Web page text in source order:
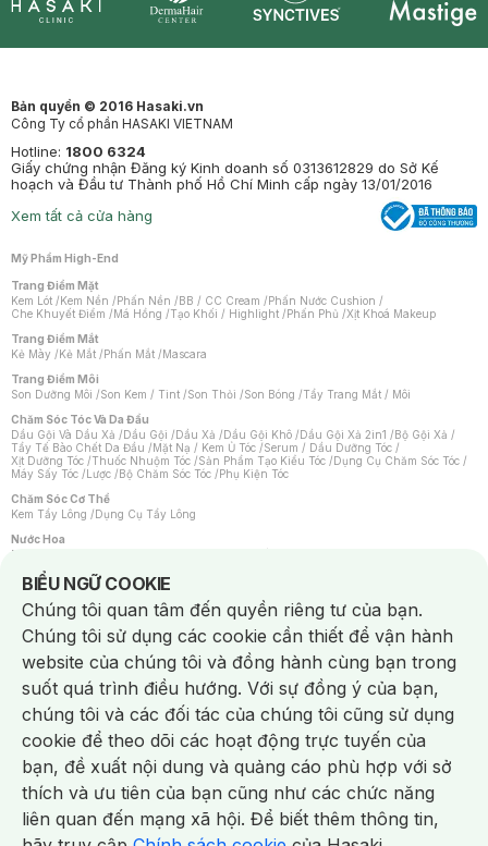
Bản quyền © 2016 Hasaki.vn
Công Ty cổ phần HASAKI VIETNAM
Hotline: 1800 6324
Giấy chứng nhận Đăng ký Kinh doanh số 0313612829 do Sở Kế
hoạch và Đầu tư Thành phố Hồ Chí Minh cấp ngày 13/01/2016
Xem tất cả cửa hàng
Mỹ Phẩm High-End
Trang Điểm Mặt
Kem Lót /Kem Nền /Phấn Nền /BB / CC Cream /Phấn Nước Cushion /
Che Khuyết Điểm /Má Hồng /Tạo Khối / Highlight /Phấn Phủ /Xịt Khoá Makeup
Trang Điểm Mắt
Kẻ Mày /Kẻ Mắt /Phấn Mắt /Mascara
Trang Điểm Môi
Son Dưỡng Môi /Son Kem / Tint /Son Thỏi /Son Bóng /Tẩy Trang Mắt / Môi
Chăm Sóc Tóc Và Da Đầu
Dầu Gội Và Dầu Xả /Dầu Gội /Dầu Xả /Dầu Gội Khô /Dầu Gội Xả 2in1 /Bộ Gội Xả /
Tẩy Tế Bào Chết Da Đầu /Mặt Nạ / Kem Ủ Tóc /Serum / Dầu Dưỡng Tóc /
Xịt Dưỡng Tóc /Thuốc Nhuộm Tóc /Sản Phẩm Tạo Kiểu Tóc /Dụng Cụ Chăm Sóc Tóc /
Máy Sấy Tóc /Lược /Bộ Chăm Sóc Tóc /Phụ Kiện Tóc
Chăm Sóc Cơ Thể
Kem Tẩy Lông /Dụng Cụ Tẩy Lông
Nước Hoa
Nước Hoa Nữ
Chăm Sóc Cá Nhân
Chống Muỗi /Khẩu Trang /Máy Massage/Mặt Nạ Xông Hơi /Nước Rửa Tay/
Sản Phẩm Chăm Sóc Khác /Bàn Chải Đánh Răng /Bàn Chải Điện/
Hỗ Trợ Trắng Răng/Kem Đánh Răng /Máy Tăm Nước/ Nước Súc Miệng/
Tăm / Chỉ Nha Khoa/ Xịt Thơm Miệng / Dung Dịch Vệ Sinh/Dưỡng Vùng Kín/
Khăn Ướt Vệ Sinh Vùng Kín/Băng Vệ Sinh/Tampon/Bọt Cạo Râu /Dao Cạo Râu/
Máy Cạo Râu
Vấn Đề Về Da
Da Dầu / Lỗ Chân Lông To/ Da Khô / Mất Nước/ Da Lão Hóa/ Da Mụn/
Da Nhạy Cảm / Kích Ứng
Da Xỉn Màu Thâm / Nám / Tàn Nhang
Quầng Thâm & Bọng Mắt /Sẹo /Viêm Da Cơ Địa
Dụng Cụ / Phụ Kiện Chăm Sóc Da
Bông Tẩy Trang
Khăn Lau Mặt Khô Dụng Cụ / Máy Rửa Mặt Máy Chăm Sóc Da
Dụng Cụ Chăm Sóc Khác
BIỂU NGỮ COOKIE
Notice about cookies usage
Chúng tôi quan tâm đến quyền riêng tư của bạn.
Chúng tôi sử dụng các cookie cần thiết để vận hành
website của chúng tôi và đồng hành cùng bạn trong
suốt quá trình điều hướng. Với sự đồng ý của bạn,
chúng tôi và các đối tác của chúng tôi cũng sử dụng
cookie để theo dõi các hoạt động trực tuyến của
bạn, đề xuất nội dung và quảng cáo phù hợp với sở
thích và ưu tiên của bạn cũng như các chức năng
liên quan đến mạng xã hội. Để biết thêm thông tin,